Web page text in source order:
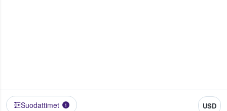
Suodattimet 1 USD